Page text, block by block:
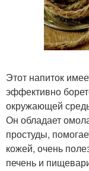
Этот напиток
эффективно
окружающей
Он обладает
простуды,
кожей, очень
печень и